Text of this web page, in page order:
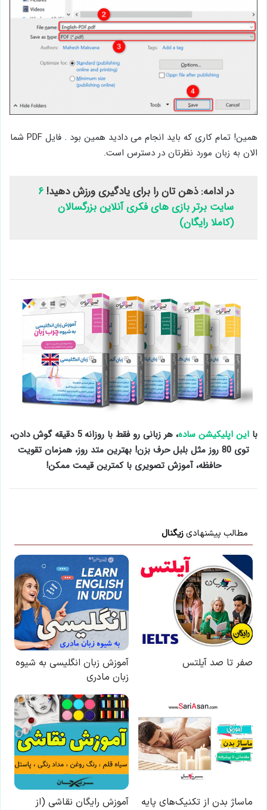
همین! تمام کاری که باید انجام می دادید همین بود . فایل PDF شما
الان به زبان مورد نظرتان در دسترس است.
در ادامه: ذهن تان را برای یادگیری ورزش دهید!۶
سایت برتر بازی های فکری آنلاین بزرگسالان
(کاملا رایگان)
بااین اپلیکیشن ساده
، هر زبانی رو فقط با روزانه 5 دقیقه گوش دادن،
توی 80 روز مثل بلبل حرف بزن! بهترین متد روز، همزمان تقویت
حافظه، آموزش تصویری با کمترین قیمت ممکن!